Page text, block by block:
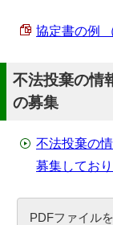
協定書の例
不法投棄の情
の募集
不法投棄の
募集しており
PDFファイル